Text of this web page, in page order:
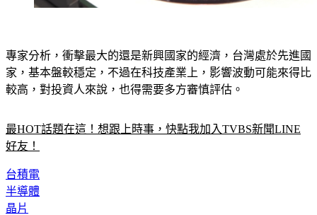
專家分析，衝擊最大的還是新興國家的經濟，台灣處於先進國
家，基本盤較穩定，不過在科技產業上，影響波動可能來得比
較高，對投資人來說，也得需要多方審慎評估。
最HOT話題在這！想跟上時事，快點我加入TVBS新聞LINE
好友！
台積電
半導體
晶片